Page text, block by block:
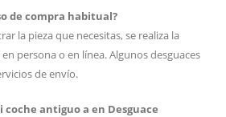
de compra habitual?
la pieza que necesitas, se realiza la
persona o en línea. Algunos desguaces
de envío.
coche antiguo a en Desguace